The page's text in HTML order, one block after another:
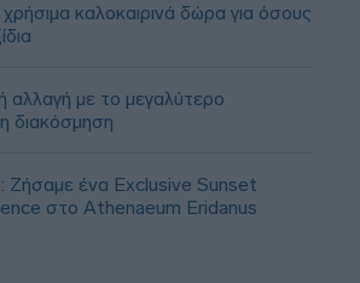
καλοκαιρινά δώρα για όσους
αλλαγή με το μεγαλύτερο
διακόσμηση
Ζήσαμε ένα Exclusive Sunset
στο Athenaeum Eridanus